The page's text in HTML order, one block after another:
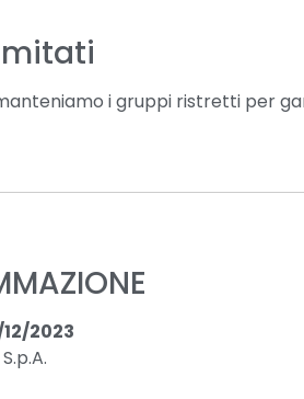
i gruppi ristretti per
2023